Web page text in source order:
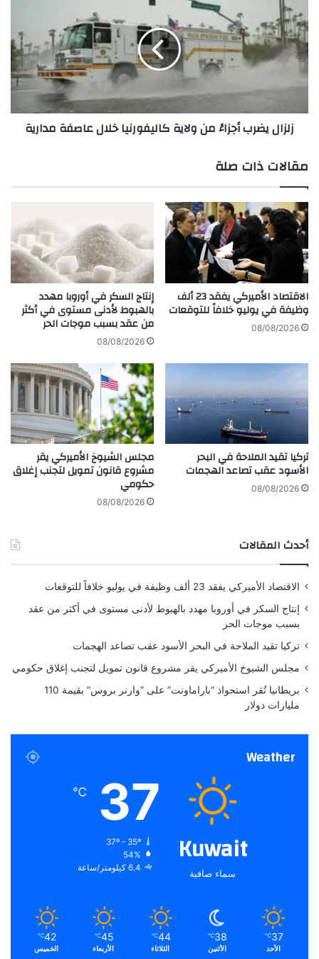
ي
ن
ف
ي
ت
ر
ك
ي
ا
ز
ب
ا
ءً
م
ن
و
ل
ا
ي
ة
ك
ا
ف
ر
ن
ا
خ
ل
ا
ص
ف
م
د
ي
ة
زلزال يضرب أجزاءً من ولاية كاليفورنيا خلال عاصفة مدارية
مقالات ذات صلة
الاقتصاد الأميركي يفقد 23 ألف
وظيفة في يوليو خلافاً للتوقعات
08/08/2026
إنتاج السكر في أوروبا مهدد
بالهبوط لأدنى مستوى في أكثر
من عقد بسبب موجات الحر
08/08/2026
تركيا تقيد الملاحة في البحر
الأسود عقب تصاعد الهجمات
08/08/2026
مجلس الشيوخ الأميركي يقر
مشروع قانون تمويل لتجنب إغلاق
حكومي
08/08/2026
أحدث المقالات
الاقتصاد الأميركي يفقد 23 ألف وظيفة في يوليو خلافاً للتوقعات
إنتاج السكر في أوروبا مهدد بالهبوط لأدنى مستوى في أكثر من عقد
بسبب موجات الحر
تركيا تقيد الملاحة في البحر الأسود عقب تصاعد الهجمات
مجلس الشيوخ الأميركي يقر مشروع قانون تمويل لتجنب إغلاق حكومي
بريطانيا تُقر استحواذ “باراماونت” على “وارنر بروس” بقيمة 110
مليارات دولار
Weather
Kuwait
سماء صافية
37
℃
37º - 35º
54%
6.4 كيلومتر/ساعة
37
℃
الأحد
38
℃
الأثنين
44
℃
الثلاثاء
45
℃
الأربعاء
42
℃
الخميس